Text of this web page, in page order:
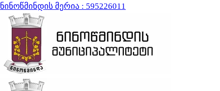
ნინოწმინდის მერია : 595226011